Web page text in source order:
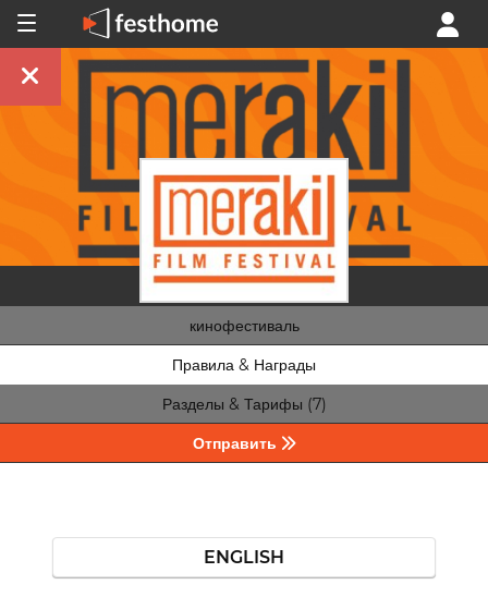
кинофестиваль
Правила & Награды
Разделы & Тарифы (7)
Отправить
ENGLISH